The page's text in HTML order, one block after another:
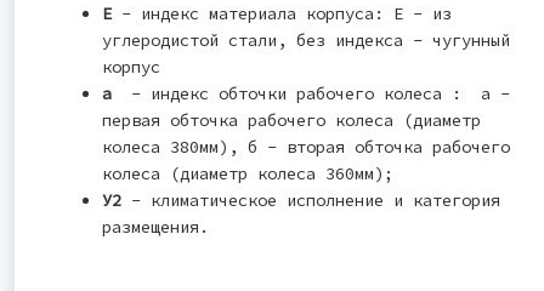
Е- индекс материала корпуса: Е - из
углеродистой стали, без индекса - чугунный
корпус
а
- индекс обточки рабочего колеса : а -
первая обточка рабочего колеса (диаметр
колеса 380мм), б - вторая обточка рабочего
колеса (диаметр колеса 360мм);
У2 - климатическое исполнение и категория
размещения.